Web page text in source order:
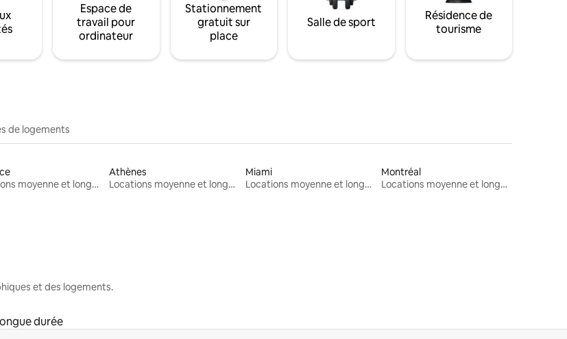
Espace de
travail pour
ordinateur
Stationnement
gratuit sur
place
Salle de sport
Résidence de
tourisme
de logements
Locations moyenne et longue durée
Athènes
Locations moyenne et longue durée
Miami
Locations moyenne et longue durée
Montréal
Locations moyenne et longue durée
et des logements.
durée